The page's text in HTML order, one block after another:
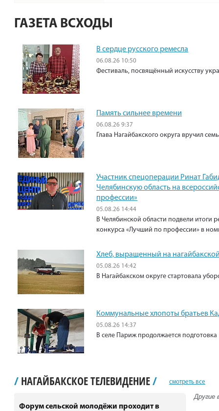
ГАЗЕТА ВСХОДЫ
В сердце русского ремесла
06.08.26 10:50
Фестиваль, посвящённый искусству
Память сильнее времени
06.08.26 9:37
Глава Нагайбакского округа вручил
Участник спецоперации Ринат
Челябинскую область на
профессии»
05.08.26 14:44
В Челябинской области подвели итоги
конкурса «Лучший по профессии» в
Хлеб, выращенный на
05.08.26 14:42
В Нагайбакском округе стартовала
Коммунальные хлопоты братьев
05.08.26 14:37
В селе Париж продолжается подготовка
/ НАГАЙБАКСКОЕ ТЕЛЕВИДЕНИЕ/ смотреть все
Форум сельской молодёжи проходит в
Другие